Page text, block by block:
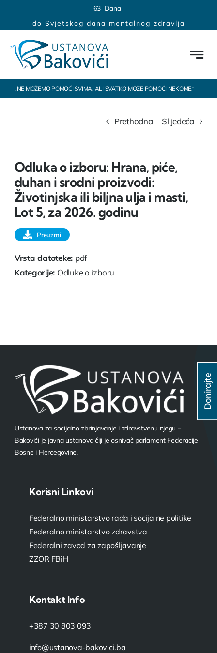
63 Dana
do Svjetskog dana mentalnog zdravlja
„NE MOŽEMO POMOĆI SVIMA, ALI SVATKO MOŽE POMOĆI NEKOME.“
Prethodna Slijedeća
Odluka o izboru: Hrana, piće,
duhan i srodni proizvodi:
Životinjska ili biljna ulja i masti,
Lot 5, za 2026. godinu
Preuzmi
Vrsta datoteke: pdf
Kategorije: Odluke o izboru
Ustanova za socijalno zbrinjavanje i zdravstvenu njegu –
Bakovići je javna ustanova čiji je osnivač parlament Federacije
Bosne i Hercegovine.
Korisni Linkovi
Federalno ministarstvo rada i socijalne politike
Federalno ministarstvo zdravstva
Federalni zavod za zapošljavanje
ZZOR FBiH
Kontakt Info
+387 30 803 093
info@ustanova-bakovici.ba
Donirajte